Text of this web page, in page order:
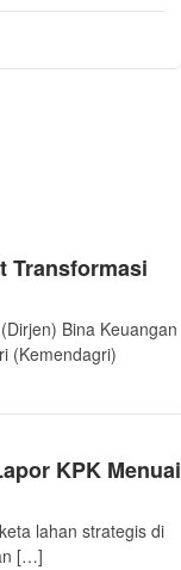
Transformasi
Bina Keuangan
(Kemendagri)
KPK Menuai
lahan strategis di
[…]